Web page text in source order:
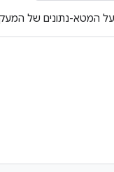
על המטא-נתונים של